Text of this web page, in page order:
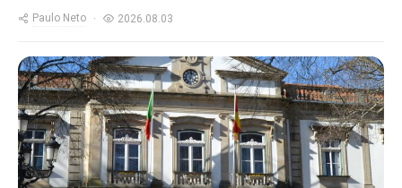
Paulo Neto 2026.08.03
https://www.ruadireita.pt/wp-
content/uploads/2026/01/cmviseu-
800x600.jpg